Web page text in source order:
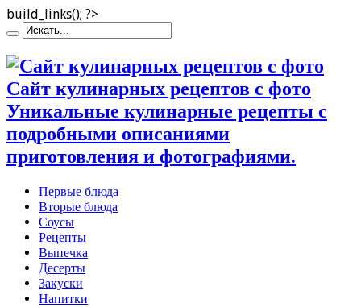
build_links(); ?>
Сайт кулинарных рецептов с фото
Уникальные кулинарные рецепты с
подробными описаниями
приготовления и фотографиями.
Первые блюда
Вторые блюда
Соусы
Рецепты
Выпечка
Десерты
Закуски
Напитки